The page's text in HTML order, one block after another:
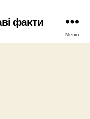
факти
Меню